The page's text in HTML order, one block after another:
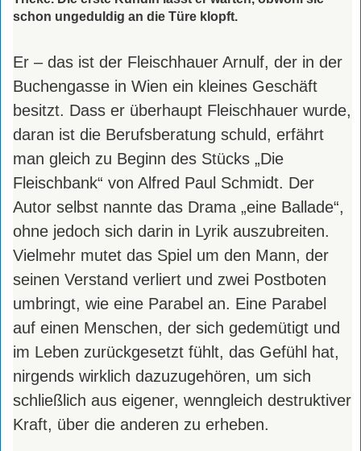
schon ungeduldig an die Türe klopft.
Er – das ist der Fleischhauer Arnulf, der in der
Buchengasse in Wien ein kleines Geschäft
besitzt. Dass er überhaupt Fleischhauer wurde,
daran ist die Berufsberatung schuld, erfährt
man gleich zu Beginn des Stücks „Die
Fleischbank“ von Alfred Paul Schmidt. Der
Autor selbst nannte das Drama „eine Ballade“,
ohne jedoch sich darin in Lyrik auszubreiten.
Vielmehr mutet das Spiel um den Mann, der
seinen Verstand verliert und zwei Postboten
umbringt, wie eine Parabel an. Eine Parabel
auf einen Menschen, der sich gedemütigt und
im Leben zurückgesetzt fühlt, das Gefühl hat,
nirgends wirklich dazuzugehören, um sich
schließlich aus eigener, wenngleich destruktiver
Kraft, über die anderen zu erheben.